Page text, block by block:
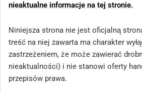
nieaktualne informacje na tej stronie.
Niniejsza strona nie jest oficjalną
treść na niej zawarta ma charakter
zastrzeżeniem, że może zawierać
nieaktualności) i nie stanowi oferty
przepisów prawa.